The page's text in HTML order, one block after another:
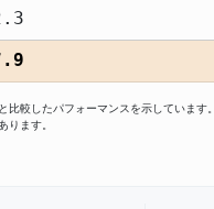
較したパフォーマンスを示しています。
ります。